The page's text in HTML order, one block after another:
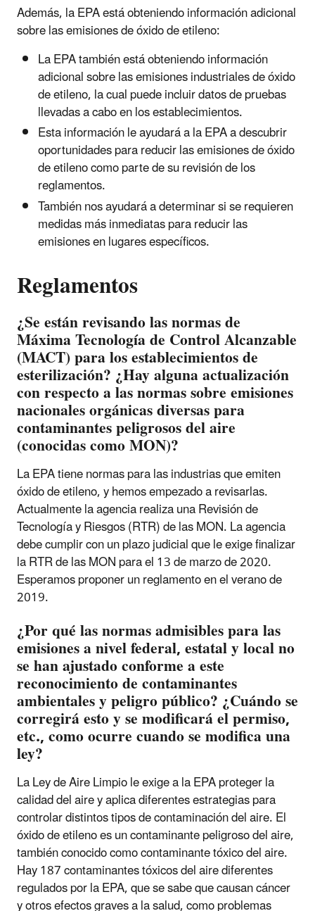
Además, la EPA está obteniendo información adicional
sobre las emisiones de óxido de etileno:
La EPA también está obteniendo información
adicional sobre las emisiones industriales de óxido
de etileno, la cual puede incluir datos de pruebas
llevadas a cabo en los establecimientos.
Esta información le ayudará a la EPA a descubrir
oportunidades para reducir las emisiones de óxido
de etileno como parte de su revisión de los
reglamentos.
También nos ayudará a determinar si se requieren
medidas más inmediatas para reducir las
emisiones en lugares específicos.
Reglamentos
¿Se están revisando las normas de
Máxima Tecnología de Control Alcanzable
(MACT) para los establecimientos de
esterilización? ¿Hay alguna actualización
con respecto a las normas sobre emisiones
nacionales orgánicas diversas para
contaminantes peligrosos del aire
(conocidas como MON)?
La EPA tiene normas para las industrias que emiten
óxido de etileno, y hemos empezado a revisarlas.
Actualmente la agencia realiza una Revisión de
Tecnología y Riesgos (RTR) de las MON. La agencia
debe cumplir con un plazo judicial que le exige finalizar
la RTR de las MON para el 13 de marzo de 2020.
Esperamos proponer un reglamento en el verano de
2019.
¿Por qué las normas admisibles para las
emisiones a nivel federal, estatal y local no
se han ajustado conforme a este
reconocimiento de contaminantes
ambientales y peligro público? ¿Cuándo se
corregirá esto y se modificará el permiso,
etc., como ocurre cuando se modifica una
ley?
La Ley de Aire Limpio le exige a la EPA proteger la
calidad del aire y aplica diferentes estrategias para
controlar distintos tipos de contaminación del aire. El
óxido de etileno es un contaminante peligroso del aire,
también conocido como contaminante tóxico del aire.
Hay 187 contaminantes tóxicos del aire diferentes
regulados por la EPA, que se sabe que causan cáncer
y otros efectos graves a la salud, como problemas